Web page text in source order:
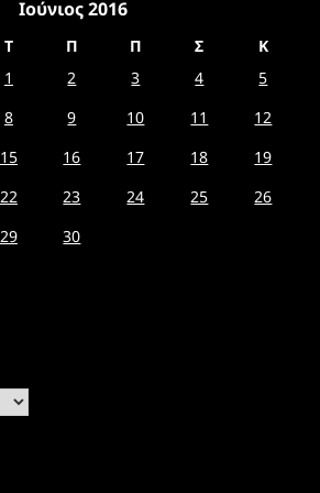
Ιούνιος 2016
Τ Π Π Σ
Κ
1
2 3 4
5
8 9 10 11
12
15 16 17 18
19
22 23 24 25
26
29
30